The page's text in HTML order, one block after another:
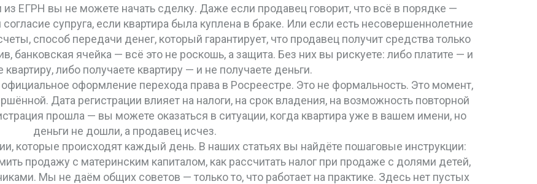
из ЕГРН вы не можете начать сделку. Даже если продавец говорит, что всё в порядке —
супруга, если квартира была куплена в браке. Или если есть несовершеннолетние
, способ передачи денег, который гарантирует, что продавец получит средства только
банковская ячейка — всё это не роскошь, а защита. Без них вы рискуете: либо платите — и
квартиру, либо получаете квартиру — и не получаете деньги.
официальное оформление перехода права в Росреестре. Это не формальность. Это момент,
Дата регистрации влияет на налоги, на срок владения, на возможность повторной
прошла — вы можете оказаться в ситуации, когда квартира уже в вашем имени, но
деньги не дошли, а продавец исчез.
которые происходят каждый день. В наших статьях вы найдёте пошаговые инструкции:
продажу с материнским капиталом, как рассчитать налог при продаже с долями детей,
Мы не даём общих советов — только то, что работает на практике. Здесь нет пустых